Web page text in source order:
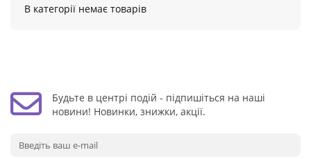
В категорії немає товарів
Будьте в центрі подій - підпишіться на наші
новини! Новинки, знижки, акції.